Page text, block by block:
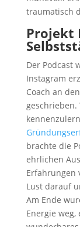
traumatisch
Projekt
Der Podcast
Instagram
Coach an
geschrieben.
brachte die
ehrlichen
Erfahrungen
Lust darauf
Am Ende
Energie weg,